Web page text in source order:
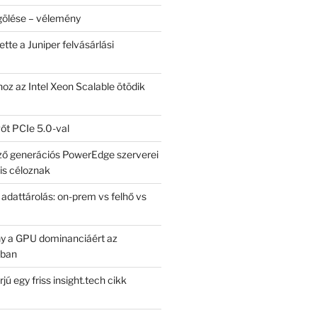
– vélemény
a Juniper felvásárlási
az Intel Xeon Scalable ötödik
PCIe 5.0-val
generációs PowerEdge szerverei
céloznak
on-prem vs felhő vs
a GPU dominanciáért az
egy friss insight.tech cikk